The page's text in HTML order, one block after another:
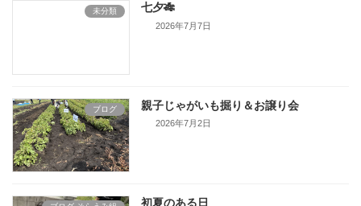
未分類 七夕🎋
2026年7月7日
ブログ 親子じゃがいも掘り＆お譲り会
2026年7月2日
初夏のある日